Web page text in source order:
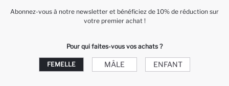
Abonnez-vous à notre newsletter et bénéficiez de 10% de réduction sur
votre premier achat !
Pour qui faites-vous vos achats ?
FEMELLE MÂLE ENFANT